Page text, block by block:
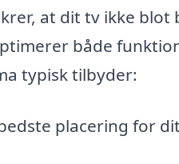
at dit tv ikke
både
typisk tilbyder:
placering for